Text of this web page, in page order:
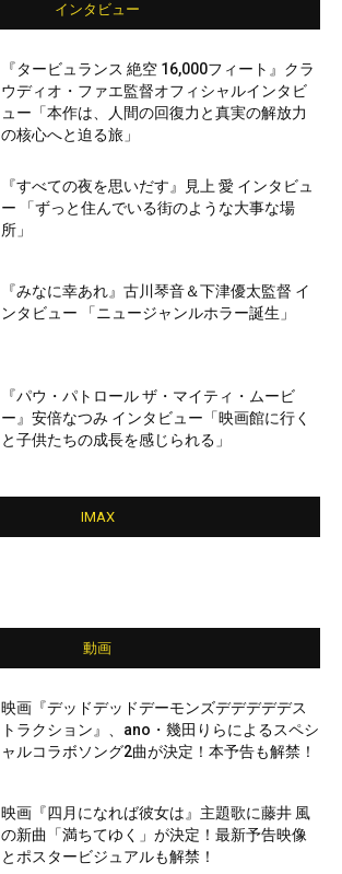
インタビュー
『タービュランス 絶空 16,000フィート』クラ
ウディオ・ファエ監督オフィシャルインタビ
ュー「本作は、人間の回復力と真実の解放力
の核心へと迫る旅」
『すべての夜を思いだす』見上 愛 インタビュ
ー 「ずっと住んでいる街のような大事な場
所」
『みなに幸あれ』古川琴音＆下津優太監督 イ
ンタビュー 「ニュージャンルホラー誕生」
『パウ・パトロール ザ・マイティ・ムービ
ー』安倍なつみ インタビュー「映画館に行く
と子供たちの成長を感じられる」
IMAX
動画
映画『デッドデッドデーモンズデデデデデス
トラクション』、ano・幾田りらによるスペシ
ャルコラボソング2曲が決定！本予告も解禁！
映画『四月になれば彼女は』主題歌に藤井 風
の新曲「満ちてゆく」が決定！最新予告映像
とポスタービジュアルも解禁！